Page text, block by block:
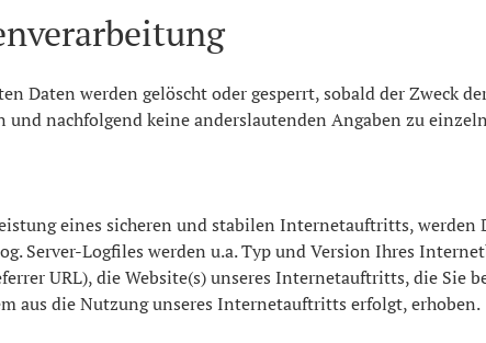
Daten werden gelöscht oder gesperrt, sobald der Zweck
nachfolgend keine anderslautenden Angaben zu
eines sicheren und stabilen Internetauftritts,
Server-Logfiles werden u.a. Typ und Version Ihres
URL), die Website(s) unseres Internetauftritts, die Sie
aus die Nutzung unseres Internetauftritts erfolgt, erhoben.